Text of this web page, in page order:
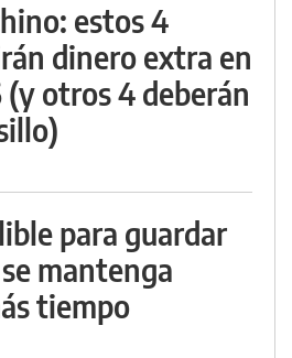
estos 4
dinero extra en
otros 4 deberán
para guardar
mantenga
tiempo